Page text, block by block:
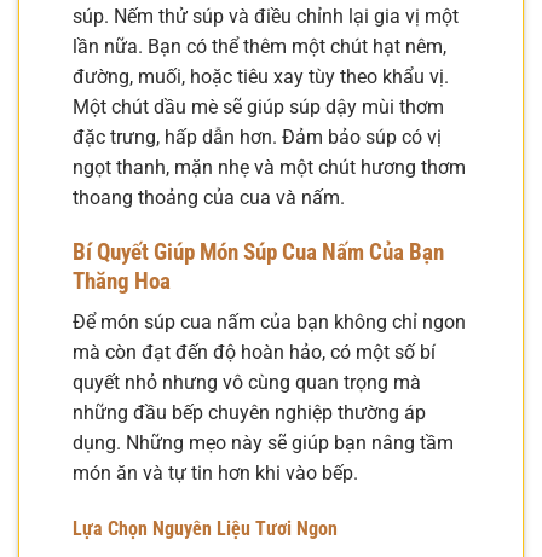
súp. Nếm thử súp và điều chỉnh lại gia vị một
lần nữa. Bạn có thể thêm một chút hạt nêm,
đường, muối, hoặc tiêu xay tùy theo khẩu vị.
Một chút dầu mè sẽ giúp súp dậy mùi thơm
đặc trưng, hấp dẫn hơn. Đảm bảo súp có vị
ngọt thanh, mặn nhẹ và một chút hương thơm
thoang thoảng của cua và nấm.
Bí Quyết Giúp Món Súp Cua Nấm Của Bạn
Thăng Hoa
Để món súp cua nấm của bạn không chỉ ngon
mà còn đạt đến độ hoàn hảo, có một số bí
quyết nhỏ nhưng vô cùng quan trọng mà
những đầu bếp chuyên nghiệp thường áp
dụng. Những mẹo này sẽ giúp bạn nâng tầm
món ăn và tự tin hơn khi vào bếp.
Lựa Chọn Nguyên Liệu Tươi Ngon